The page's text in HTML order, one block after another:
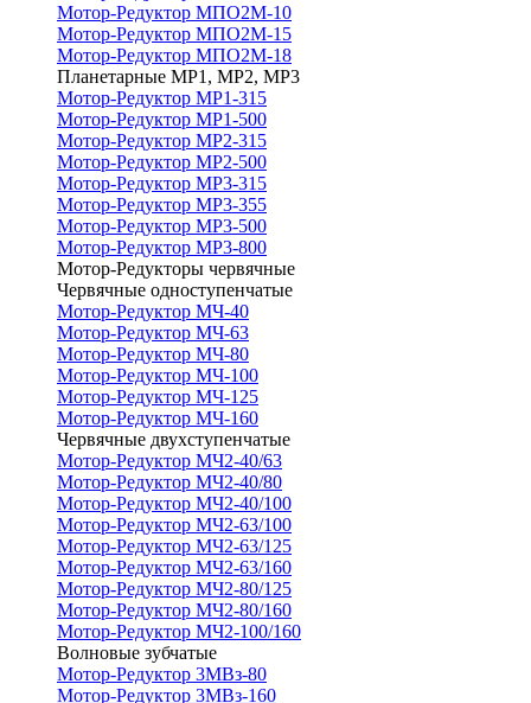
Мотор-Редуктор МПО2М-10
Мотор-Редуктор МПО2М-15
Мотор-Редуктор МПО2М-18
Планетарные МР1, МР2, МР3
Мотор-Редуктор МР1-315
Мотор-Редуктор МР1-500
Мотор-Редуктор МР2-315
Мотор-Редуктор МР2-500
Мотор-Редуктор МР3-315
Мотор-Редуктор МР3-355
Мотор-Редуктор МР3-500
Мотор-Редуктор МР3-800
Мотор-Редукторы червячные
Червячные одноступенчатые
Мотор-Редуктор МЧ-40
Мотор-Редуктор МЧ-63
Мотор-Редуктор МЧ-80
Мотор-Редуктор МЧ-100
Мотор-Редуктор МЧ-125
Мотор-Редуктор МЧ-160
Червячные двухступенчатые
Мотор-Редуктор МЧ2-40/63
Мотор-Редуктор МЧ2-40/80
Мотор-Редуктор МЧ2-40/100
Мотор-Редуктор МЧ2-63/100
Мотор-Редуктор МЧ2-63/125
Мотор-Редуктор МЧ2-63/160
Мотор-Редуктор МЧ2-80/125
Мотор-Редуктор МЧ2-80/160
Мотор-Редуктор МЧ2-100/160
Волновые зубчатые
Мотор-Редуктор 3МВз-80
Мотор-Редуктор 3МВз-160